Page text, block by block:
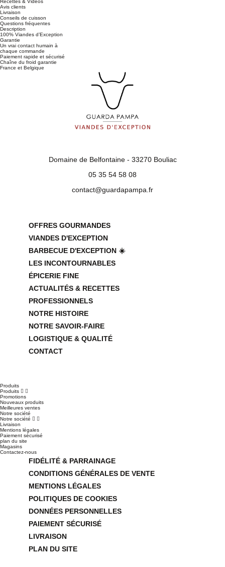
Recettes & Vidéos
Avis clients
Livraison
Conseils de cuisson
Questions fréquentes
Description
100% Viandes d’Exception
Garantie
Un vrai contact humain à
chaque commande
Paiement rapide et sécurisé
Chaîne du froid garantie
France et Belgique
Domaine de Belfontaine - 33270 Bouliac
05 35 54 58 08
contact@guardapampa.fr
OFFRES GOURMANDES
VIANDES D'EXCEPTION
BARBECUE D'EXCEPTION ☀️
LES INCONTOURNABLES
ÉPICERIE FINE
ACTUALITÉS & RECETTES
PROFESSIONNELS
NOTRE HISTOIRE
NOTRE SAVOIR-FAIRE
LOGISTIQUE & QUALITÉ
CONTACT
Produits
Produits  
Promotions
Nouveaux produits
Meilleures ventes
Notre société
Notre société  
Livraison
Mentions légales
Paiement sécurisé
plan du site
Magasins
Contactez-nous
FIDÉLITÉ & PARRAINAGE
CONDITIONS GÉNÉRALES DE VENTE
MENTIONS LÉGALES
POLITIQUES DE COOKIES
DONNÉES PERSONNELLES
PAIEMENT SÉCURISÉ
LIVRAISON
PLAN DU SITE